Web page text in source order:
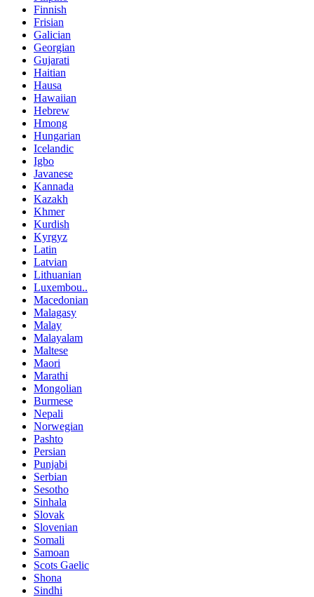
Finnish
Frisian
Galician
Georgian
Gujarati
Haitian
Hausa
Hawaiian
Hebrew
Hmong
Hungarian
Icelandic
Igbo
Javanese
Kannada
Kazakh
Khmer
Kurdish
Kyrgyz
Latin
Latvian
Lithuanian
Luxembou..
Macedonian
Malagasy
Malay
Malayalam
Maltese
Maori
Marathi
Mongolian
Burmese
Nepali
Norwegian
Pashto
Persian
Punjabi
Serbian
Sesotho
Sinhala
Slovak
Slovenian
Somali
Samoan
Scots Gaelic
Shona
Sindhi